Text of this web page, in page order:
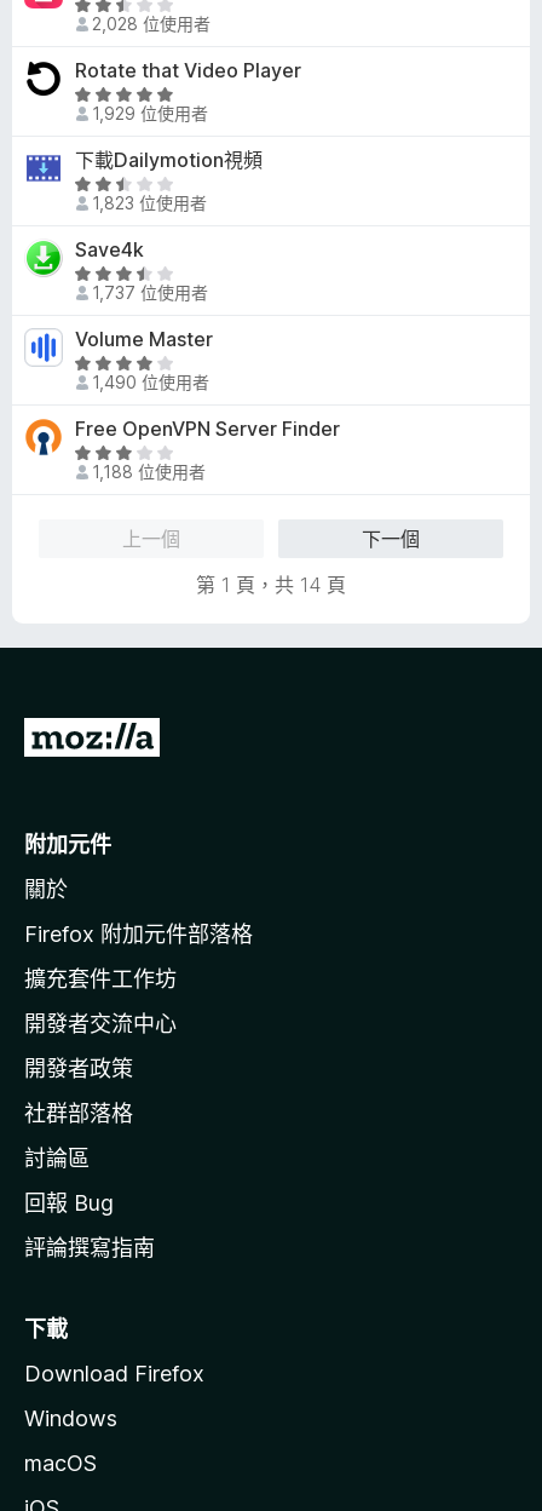
滿
分
分
8
，
滿
分
5
分
評
價
2
.
5
，
滿
分
分
2,028 位使用者
Rotate that Video Player
評
價
5
分
，
分
5
分
1,929 位使用者
下載Dailymotion視頻
評
價
2
.
7
，
滿
分
分
1,823 位使用者
Save4k
評
價
3
7
，
滿
分
1,737 位使用者
Volume Master
評
價
3
.
8
1,490 位使用者
Free OpenVPN Server Finder
評
價 1,188 位使用者
上一個
下一個
第 1 頁，共 14 頁
前
o
i
l
a
官
網
附加元件
關於
Firefox 附加元件部落格
擴充套件工作坊
開發者交流中心
開發者政策
社群部落格
討論區
回報 Bug
評論撰寫指南
下載
Download Firefox
Windows
macOS